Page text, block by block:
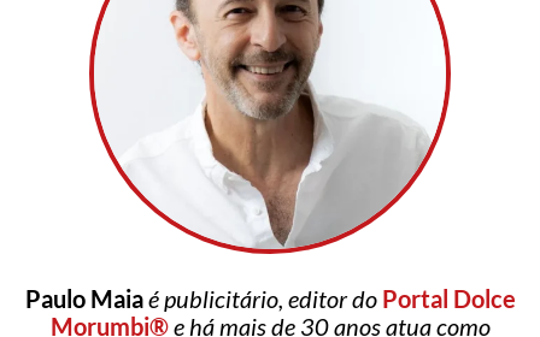
Paulo Maiaé publicitário, editor do Portal Dolce
Morumbi®e há mais de 30 anos atua como